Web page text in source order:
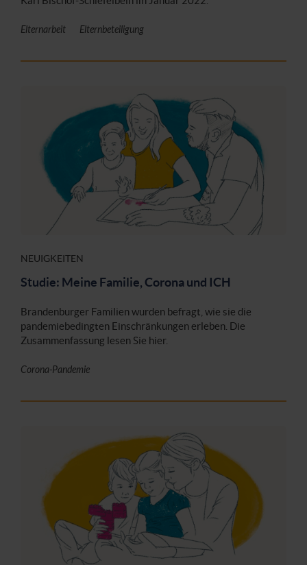
Elternarbeit Elternbeteiligung
NEUIGKEITEN
Studie: Meine Familie, Corona und ICH
Brandenburger Familien wurden befragt, wie sie die
pandemiebedingten Einschränkungen erleben. Die
Zusammenfassung lesen Sie hier.
Corona-Pandemie